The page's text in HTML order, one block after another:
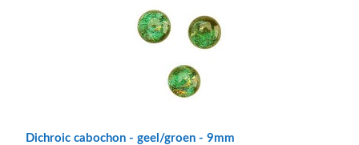
Dichroic cabochon - geel/groen - 9mm